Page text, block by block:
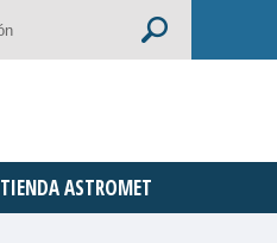
TIENDA ASTROMET